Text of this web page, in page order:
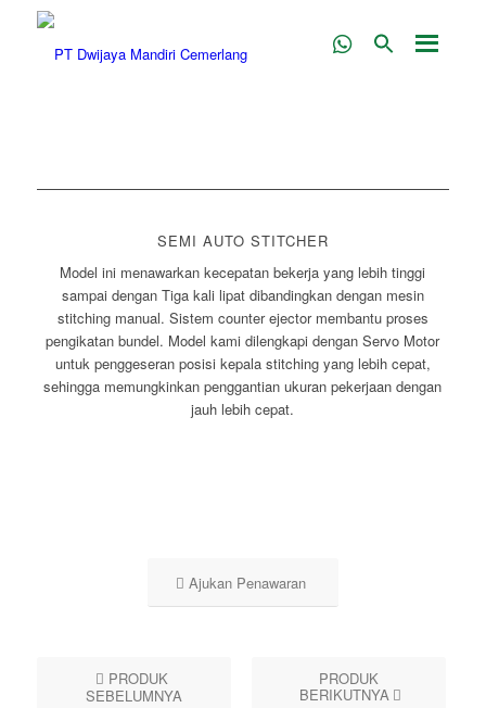
WHATSAPP
SEMI AUTO STITCHER
Model ini menawarkan kecepatan bekerja yang lebih tinggi
sampai dengan Tiga kali lipat dibandingkan dengan mesin
stitching manual. Sistem counter ejector membantu proses
pengikatan bundel. Model kami dilengkapi dengan Servo Motor
untuk penggeseran posisi kepala stitching yang lebih cepat,
sehingga memungkinkan penggantian ukuran pekerjaan dengan
jauh lebih cepat.
Ajukan Penawaran
PRODUK
SEBELUMNYA
PRODUK
BERIKUTNYA